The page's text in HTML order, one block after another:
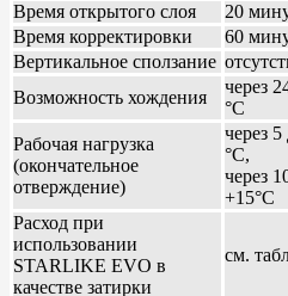
Время открытого слоя
20
Время корректировки
60
Вертикальное сползание
Возможность хождения
через
°С
Рабочая нагрузка
(окончательное
отверждение)
через
°С,
через
+15°С
Расход при
использовании
STARLIKE EVO в
качестве затирки
см.